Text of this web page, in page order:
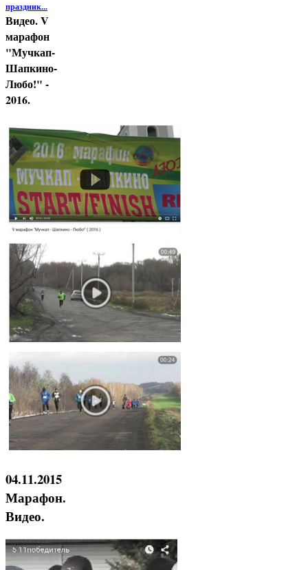
праздник...
Видео. V
марафон
"Мучкап-
Шапкино-
Любо!" -
2016.
04.11.2015
Марафон.
Видео.